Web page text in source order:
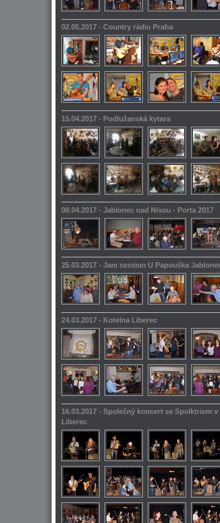
02.05.2017 - Country rádio Praha
15.04.2017 - Podlužanská kytara
08.04.2017 - Jablonec nad Nisou - Porta 2017
25.03.2017 - Jam session U Papouška
24.03.2017 - Kotelna Liberec
16.03.2017 - Společný koncert se Spolktriem
Liberec